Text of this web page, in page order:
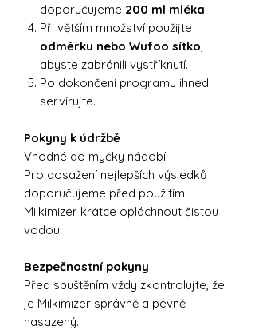
doporučujeme 200 ml mléka.
Při větším množství použijte
odměrku nebo Wufoo sítko
abyste zabránili vystříknutí.
Po dokončení programu ihned
servírujte.
Pokyny k údržbě
Vhodné do myčky nádobí.
Pro dosažení nejlepších výsledků
doporučujeme před použitím
Milkimizer krátce opláchnout čistou
vodou.
Bezpečnostní pokyny
Před spuštěním vždy zkontrolujte, že
je Milkimizer správně a pevně
nasazený.